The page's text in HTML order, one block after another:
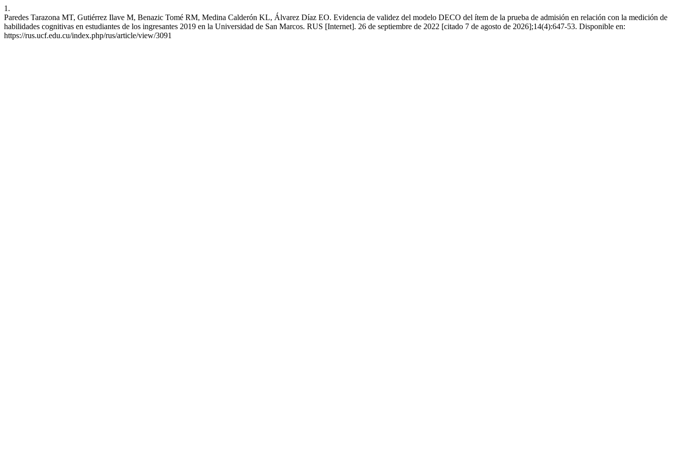
1.
Paredes Tarazona MT, Gutiérrez Ilave M, Benazic Tomé RM, Medina Calderón KL, Álvarez Díaz EO. Evidencia de validez del modelo DECO del ítem de la prueba de admisión en relación con la medición de
habilidades cognitivas en estudiantes de los ingresantes 2019 en la Universidad de San Marcos. RUS [Internet]. 26 de septiembre de 2022 [citado 7 de agosto de 2026];14(4):647-53. Disponible en:
https://rus.ucf.edu.cu/index.php/rus/article/view/3091